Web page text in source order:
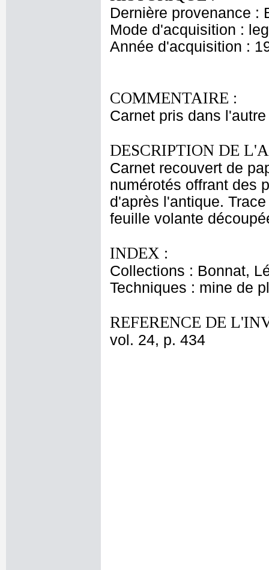
Dernière provenance :
Mode d'acquisition :
Année d'acquisition :
COMMENTAIRE :
Carnet pris dans
DESCRIPTION DE
Carnet recouvert de
numérotés offrant des
d'après l'antique.
feuille volante
INDEX :
Collections : Bonnat,
Techniques : mine de
REFERENCE DE
vol. 24, p. 434